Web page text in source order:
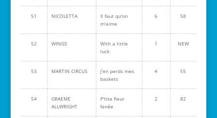
51 NICOLETTA
Il faut qu'on
m'aime
6 58
52 WINGS
With a little
luck
1 NEW
53 MARTIN CIRCUS
J'en perds mes
baskets
4 55
54
GRAEME
ALLWRIGHT
P'tite fleur
fanée
2 82